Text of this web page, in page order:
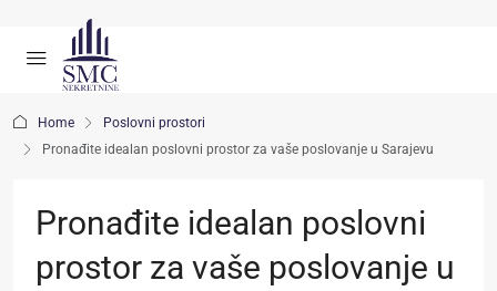
Home
Poslovni prostori
Pronađite idealan poslovni prostor za vaše poslovanje u Sarajevu
Pronađite idealan poslovni
prostor za vaše poslovanje u